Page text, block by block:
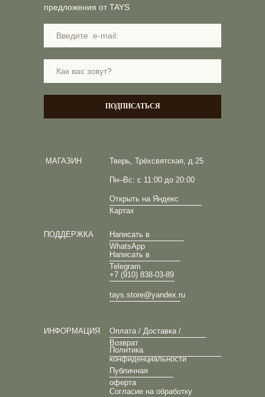
Тверь, Трёхсвятская, д.25
Пн–Вс: с 11:00 до 20:00
Открыть на Яндекс
Картах
МАГАЗИН
ПОДДЕРЖКА
Написать в
WhatsApp
Написать в
Telegram
+7 (910) 838-03-89
tays.store@yandex.ru
ИНФОРМАЦИЯ
Оплата / Доставка /
Возврат
Политика
конфиденциальности
Публичная
оферта
Согласие на обработку
предложения от TAYS
ПОДПИСАТЬСЯ